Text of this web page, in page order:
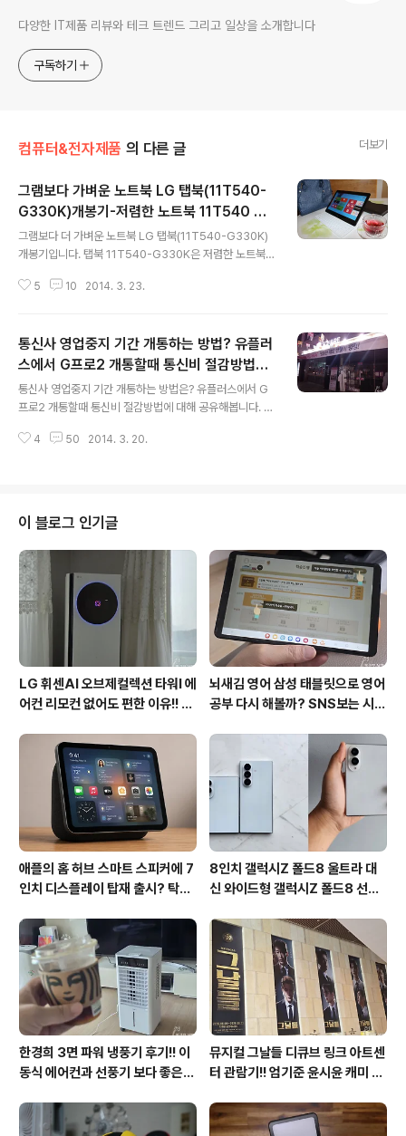
다양한 IT제품 리뷰와 테크 트렌드 그리고 일상을 소개합니다
구독하기
컴퓨터&전자제품 의 다른 글 더보기
그램보다 가벼운 노트북 LG 탭북(11T540-
G330K)개봉기-저렴한 노트북 11T540 스
펙과 가격 쓸만한가
그램보다 더 가벼운 노트북 LG 탭북(11T540-G330K)
개봉기입니다. 탭북 11T540-G330K은 저렴한 노트북
난번 막내에게 사준 탭북H160보다는 사양이 떨어지지만
160을 어찌나 만지작거리던지 마음이 짠 하더라구요. 아
내는 무제한 데이터 요금제를 사용하기 때문에 테더링을
해서 그램보다 더 가벼운 노트북 LG 탭북(11T540-G33
0K)은 껌딱지가 될 것 같아요. LG 탭북(11T540-G330
좋아해요. 특히 930g의 무게 때문에 양보할 수 없다고 합
5 10 2014. 3. 23.
통신사 영업중지 기간 개통하는 방법? 유플러
스에서 G프로2 개통할때 통신비 절감방법
은?
통신사 영업중지 기간 개통하는 방법은? 유플러스에서 G
프로2 개통할때 통신비 절감방법에 대해 공유해봅니다. 통
만 유플러스에서 G프로2, 홈서비스 상담만 해도 주는 선물
되신거죠. LG Gx는 유플러스 통신사에서만 사용할 수 있
는 모델이기도 하고 어머니가 유플러스를 사용하고 계셨기
때문에 훨씬 수월했어요. 덕분에 고생한 것은 아내죠.ㅋㅋ
어머님에게 스마트폰 사용법을 가르쳐드리느라~~ ㅋㅋ 지
금은 전화와 메세지 사용을 마스터 하셨답니다. ▲ 집에 오
자마자 LG Gx 열공중 ㅋㅋ 영업정지 기간에..
4 50 2014. 3. 20.
이 블로그 인기글
LG 휘센AI 오브제컬렉션 타워I 에
어컨 리모컨 없어도 편한 이유!! 7
후기
뇌새김 영어 삼성 태블릿으로 영어
공부 다시 해볼까? SNS보는 시간
애플의 홈 허브 스마트 스피커에 7
인치 디스플레이 탑재 출시? 탁상
체제 적용!!
8인치 갤럭시Z 폴드8 울트라 대
신 와이드형 갤럭시Z 폴드8 선
이 미제공!!
한경희 3면 파워 냉풍기 후기!! 이
동식 에어컨과 선풍기 보다 좋은
뮤지컬 그날들 디큐브 링크 아트센
터 관람기!! 엄기준 윤시윤 캐미 연
KT 장기고객 초대드림)